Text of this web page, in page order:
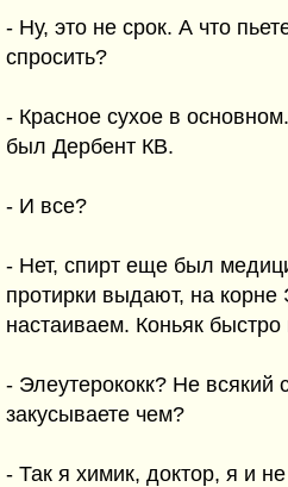
- Ну, это не срок. А что
спросить?
- Красное сухое в
был Дербент КВ.
- И все?
- Нет, спирт еще был
протирки выдают, на корне
настаиваем. Коньяк быстро
- Элеутерококк? Не всякий
закусываете чем?
- Так я химик, доктор, я и